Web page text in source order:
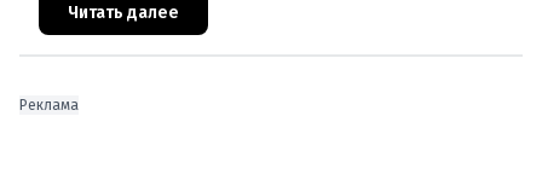
знаменитого аукционного дома Dorotheu
Читать далее
Реклама